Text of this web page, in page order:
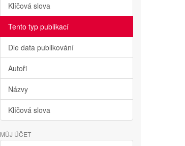
Klíčová slova
Tento typ publikací
Dle data publikování
Autoři
Názvy
Klíčová slova
MŮJ ÚČET